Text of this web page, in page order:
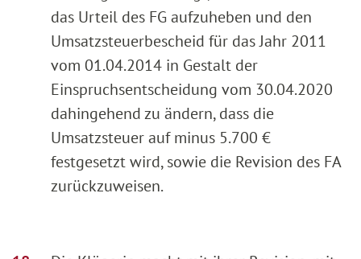
das Urteil des FG aufzuheben und den
Umsatzsteuerbescheid für das Jahr 2011
vom 01.04.2014 in Gestalt der
Einspruchsentscheidung vom 30.04.2020
dahingehend zu ändern, dass die
Umsatzsteuer auf minus 5.700 €
festgesetzt wird, sowie die Revision des FA
zurückzuweisen.